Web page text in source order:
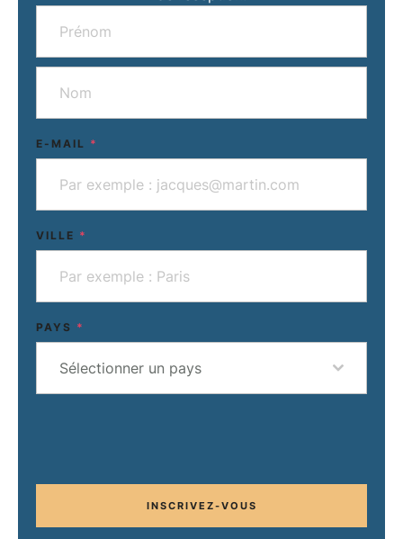
E-MAIL *
VILLE *
PAYS *
Sélectionner un pays
INSCRIVEZ-VOUS